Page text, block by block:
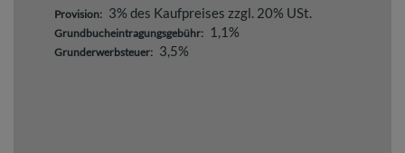
Provision: 3% des Kaufpreises zzgl. 20% USt.
Grundbucheintragungsgebühr: 1,1%
Grunderwerbsteuer: 3,5%